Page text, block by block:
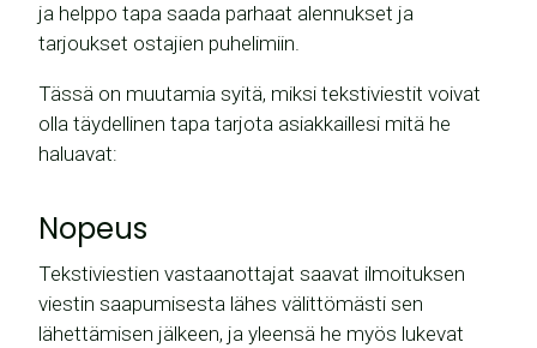
ja helppo tapa saada parhaat alennukset ja
tarjoukset ostajien puhelimiin.
Tässä on muutamia syitä, miksi tekstiviestit voivat
olla täydellinen tapa tarjota asiakkaillesi mitä he
haluavat:
Nopeus
Tekstiviestien vastaanottajat saavat ilmoituksen
viestin saapumisesta lähes välittömästi sen
lähettämisen jälkeen, ja yleensä he myös lukevat